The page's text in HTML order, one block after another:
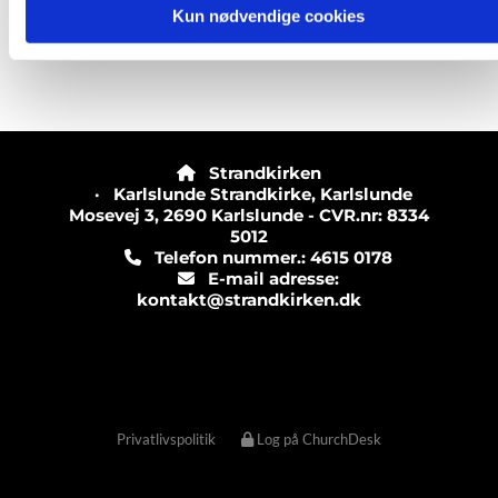
Kun nødvendige cookies

Strandkirken
· Karlslunde Strandkirke, Karlslunde
Mosevej 3, 2690 Karlslunde - CVR.nr: 8334
5012
Telefon nummer.: 4615 0178
E-mail adresse:
kontakt@strandkirken.dk
Privatlivspolitik Log på ChurchDesk